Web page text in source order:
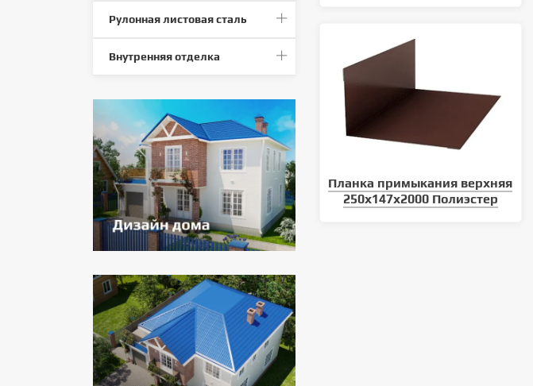
Рулонная листовая сталь
Внутренняя отделка
Планка примыкания верхняя
250х147х2000 Полиэстер